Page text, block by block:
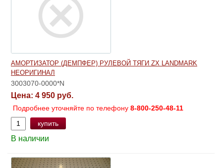
АМОРТИЗАТОР (ДЕМПФЕР) РУЛЕВОЙ ТЯГИ ZX LANDMARK
НЕОРИГИНАЛ
3003070-0000*N
Цена: 4 950 руб.
Подробнее уточняйте по телефону 8-800-250-48-11
купить
В наличии